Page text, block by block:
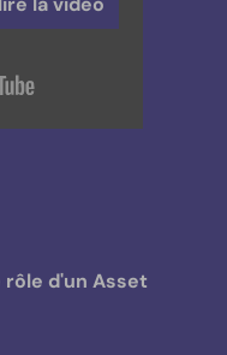
rôle d'un Asset